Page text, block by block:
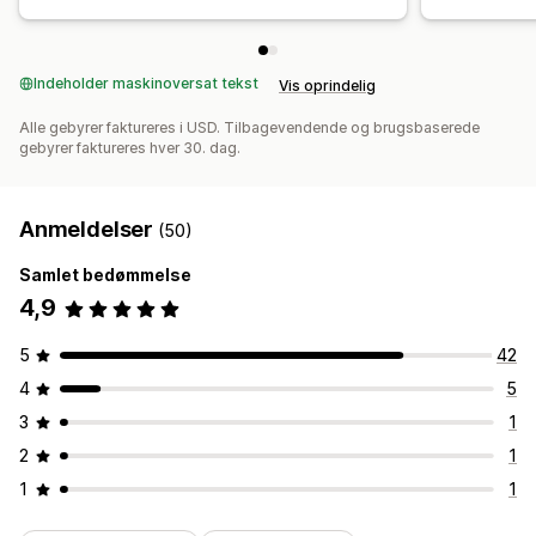
Indeholder maskinoversat tekst Vis oprindelig
Alle gebyrer faktureres i USD. Tilbagevendende og brugsbaserede
gebyrer faktureres hver 30. dag.
Anmeldelser (50)
Samlet bedømmelse
4,9
5
42
4
5
3
1
2
1
1
1